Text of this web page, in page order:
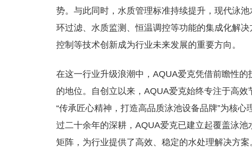
势。与此同时，水质管理标准持续提升，现代泳
环过滤、水质监测、恒温调控等功能的集成化解
控制等技术创新成为行业未来发展的重要方向。
在这一行业升级浪潮中，AQUA爱克凭借前瞻性
的地位。自创立以来，AQUA爱克始终专注于高
“传承匠心精神，打造高品质泳池设备品牌”为核
过二十余年的深耕，AQUA爱克已建立起覆盖泳
矩阵，为行业提供了高效、稳定的水处理解决方案